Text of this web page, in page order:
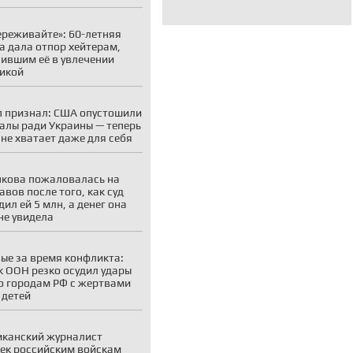
60-летняя
дала отпор хейтерам,
её в увлечении
признал: США опустошили
ради Украины — теперь
хватает даже для себя
пожаловалась на
после того, как суд
ей 5 млн, а денег она
увидела
за время конфликта:
ООН резко осудил удары
городам РФ с жертвами
журналист
российским войскам